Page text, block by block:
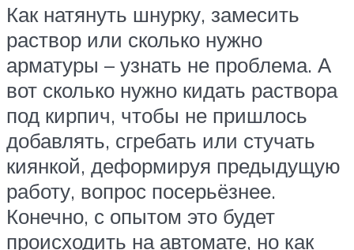
Как натянуть шнурку, замесить
раствор или сколько нужно
арматуры – узнать не проблема. А
вот сколько нужно кидать раствора
под кирпич, чтобы не пришлось
добавлять, сгребать или стучать
киянкой, деформируя предыдущую
работу, вопрос посерьёзнее.
Конечно, с опытом это будет
происходить на автомате, но как